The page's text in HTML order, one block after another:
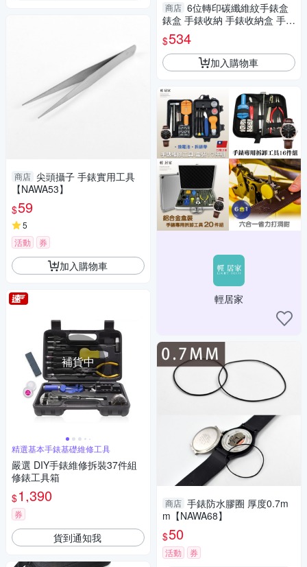
商店 尖頭攝子 手錶實用工具
【NAWA53】
$59
5
活動
券
加入購物車
補貨中
精選基本手錶基礎維修工具
嚴選 DIY手錶維修拆裝37件組
修錶工具箱
$1,390
券
貨到通知我
商店 6位轉印碳纖維紋手錶盒
錶盒 手錶收納 手錶收納盒 手錶
收藏盒-輕居家8829
$534
加入購物車
輕居家
商店 手錶防水膠圈 厚度0.7m
m【NAWA68】
$50
活動 券